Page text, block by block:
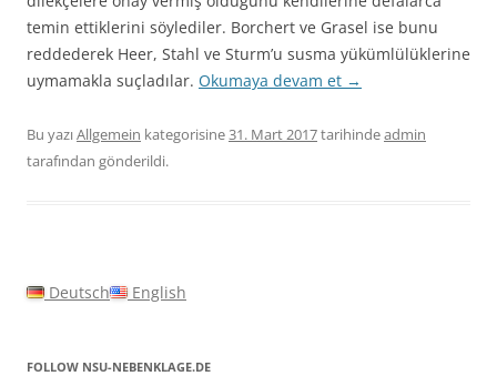
temin ettiklerini söylediler. Borchert ve Grasel ise bunu
reddederek Heer, Stahl ve Sturm’u susma yükümlülüklerine
uymamakla suçladılar. Okumaya devam et →
Bu yazıAllgemein kategorisine31. Mart 2017tarihindeadmin
tarafından gönderildi.
Deutsch English
FOLLOW NSU-NEBENKLAGE.DE